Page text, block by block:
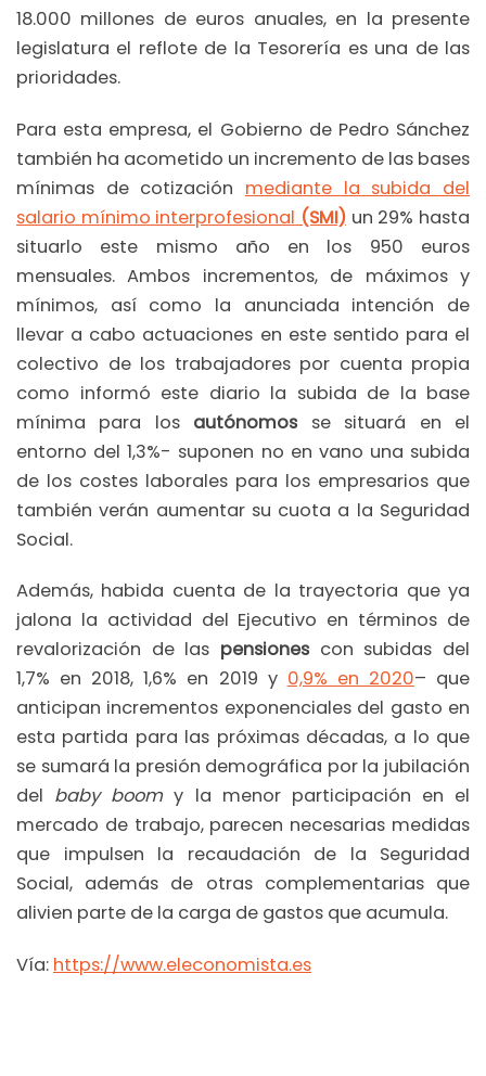
18.000 millones de euros anuales, en la presente
legislatura el reflote de la Tesorería es una de las
prioridades.
Para esta empresa, el Gobierno de Pedro Sánchez
también ha acometido un incremento de las bases
mínimas de cotización mediante la subida del
salario mínimo interprofesional (SMI) un 29% hasta
situarlo este mismo año en los 950 euros
mensuales. Ambos incrementos, de máximos y
mínimos, así como la anunciada intención de
llevar a cabo actuaciones en este sentido para el
colectivo de los trabajadores por cuenta propia
como informó este diario la subida de la base
mínima para los autónomos se situará en el
entorno del 1,3%- suponen no en vano una subida
de los costes laborales para los empresarios que
también verán aumentar su cuota a la Seguridad
Social.
Además, habida cuenta de la trayectoria que ya
jalona la actividad del Ejecutivo en términos de
revalorización de las pensiones con subidas del
1,7% en 2018, 1,6% en 2019 y 0,9% en 2020– que
anticipan incrementos exponenciales del gasto en
esta partida para las próximas décadas, a lo que
se sumará la presión demográfica por la jubilación
del baby boomy la menor participación en el
mercado de trabajo, parecen necesarias medidas
que impulsen la recaudación de la Seguridad
Social, además de otras complementarias que
alivien parte de la carga de gastos que acumula.
Vía: https://www.eleconomista.es